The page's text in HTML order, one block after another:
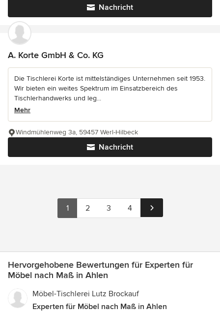
Nachricht
A. Korte GmbH & Co. KG
Die Tischlerei Korte ist mittelständiges Unternehmen seit 1953.
Wir bieten ein weites Spektrum im Einsatzbereich des
Tischlerhandwerks und leg...
Mehr
Nachricht
Windmühlenweg 3a, 59457 Werl-Hilbeck
1 2 3 4
Hervorgehobene Bewertungen für Experten für
Möbel nach Maß in Ahlen
Möbel-Tischlerei Lutz Brockauf
Experten für Möbel nach Maß in Ahlen